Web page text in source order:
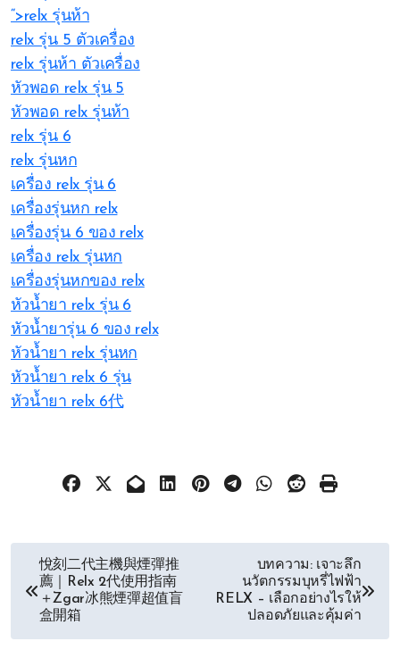
“>relx รุ่นห้า
relx รุ่น 5 ตัวเครื่อง
relx รุ่นห้า ตัวเครื่อง
หัวพอด relx รุ่น 5
หัวพอด relx รุ่นห้า
relx รุ่น 6
relx รุ่นหก
เครื่อง relx รุ่น 6
เครื่องรุ่นหก relx
เครื่องรุ่น 6 ของ relx
เครื่อง relx รุ่นหก
เครื่องรุ่นหกของ relx
หัวน้ำยา relx รุ่น 6
หัวน้ำยารุ่น 6 ของ relx
หัวน้ำยา relx รุ่นหก
หัวน้ำยา relx 6 รุ่น
หัวน้ำยา relx 6代
章
导
悅刻二代主機與煙彈推
薦｜Relx 2代使用指南
＋Zgar冰熊煙彈超值盲
盒開箱
บทความ: เจาะลึก
นวัตกรรมบุหรี่ไฟฟ้า
RELX – เลือกอย่างไรให้
ปลอดภัยและคุ้มค่า